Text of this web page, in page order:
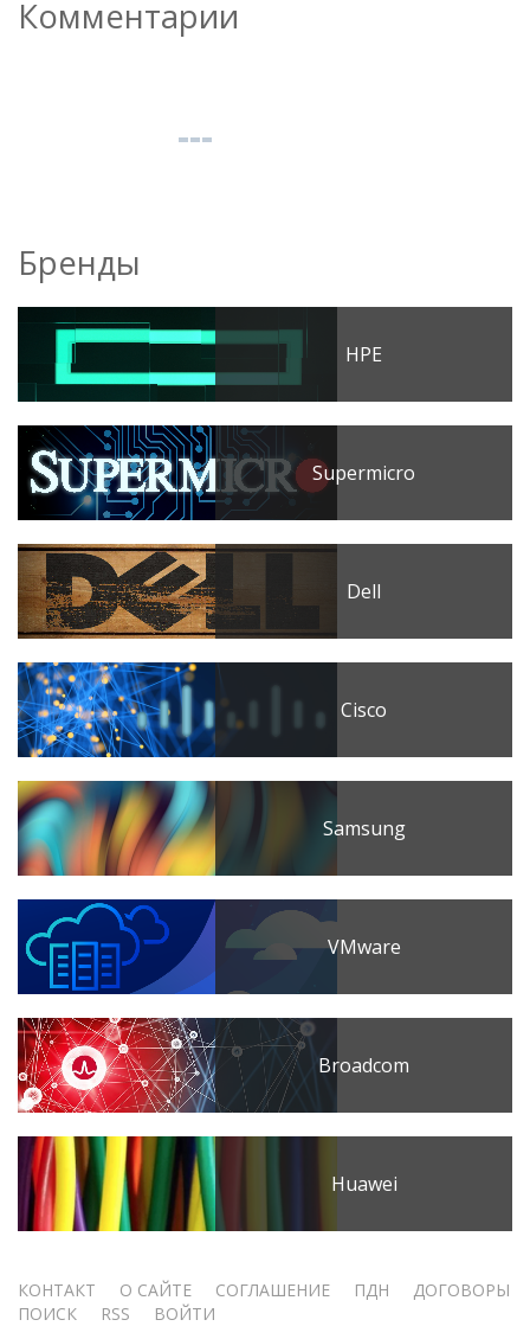
Комментарии
Бренды
HPE
Supermicro
Dell
Cisco
Samsung
VMware
Broadcom
Huawei
Меню
КОНТАКТ О САЙТЕ СОГЛАШЕНИЕ ПДН
ДОГОВОРЫ
ПОИСК
RSS ВОЙТИ